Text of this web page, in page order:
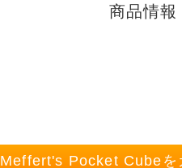
商品情報
Meffert's Pocket Cubeを